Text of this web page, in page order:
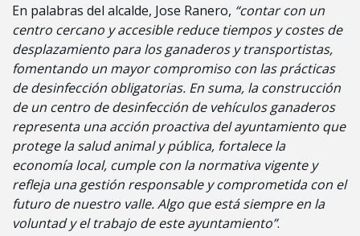
En palabras del alcalde, Jose Ranero, “contar con un
centro cercano y accesible reduce tiempos y costes de
desplazamiento para los ganaderos y transportistas,
fomentando un mayor compromiso con las prácticas
de desinfección obligatorias. En suma, la construcción
de un centro de desinfección de vehículos ganaderos
representa una acción proactiva del ayuntamiento que
protege la salud animal y pública, fortalece la
economía local, cumple con la normativa vigente y
refleja una gestión responsable y comprometida con el
futuro de nuestro valle. Algo que está siempre en la
voluntad y el trabajo de este ayuntamiento”.